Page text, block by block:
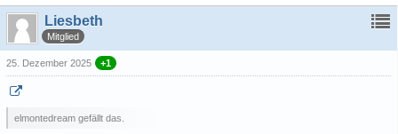
Liesbeth
Mitglied
25. Dezember 2025 +1
elmontedream gefällt das.